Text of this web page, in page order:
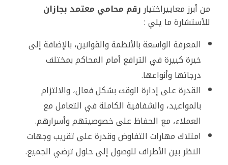
من أبرز معاييراختياررقم محامي معتمد بجازان
للأستشارة ما يلي :
المعرفة الواسعة بالأنظمة والقوانين، بالإضافة إلى
خبرة كبيرة في الترافع أمام المحاكم بمختلف
درجاتها وأنواعها.
القدرة على إدارة الوقت بشكل فعال، والالتزام
بالمواعيد، والشفافية الكاملة في التعامل مع
العملاء، مع الحفاظ على خصوصيتهم وأسرارهم.
امتلاك مهارات التفاوض وقدرة على تقريب وجهات
النظر بين الأطراف للوصول إلى حلول ترضي الجميع.